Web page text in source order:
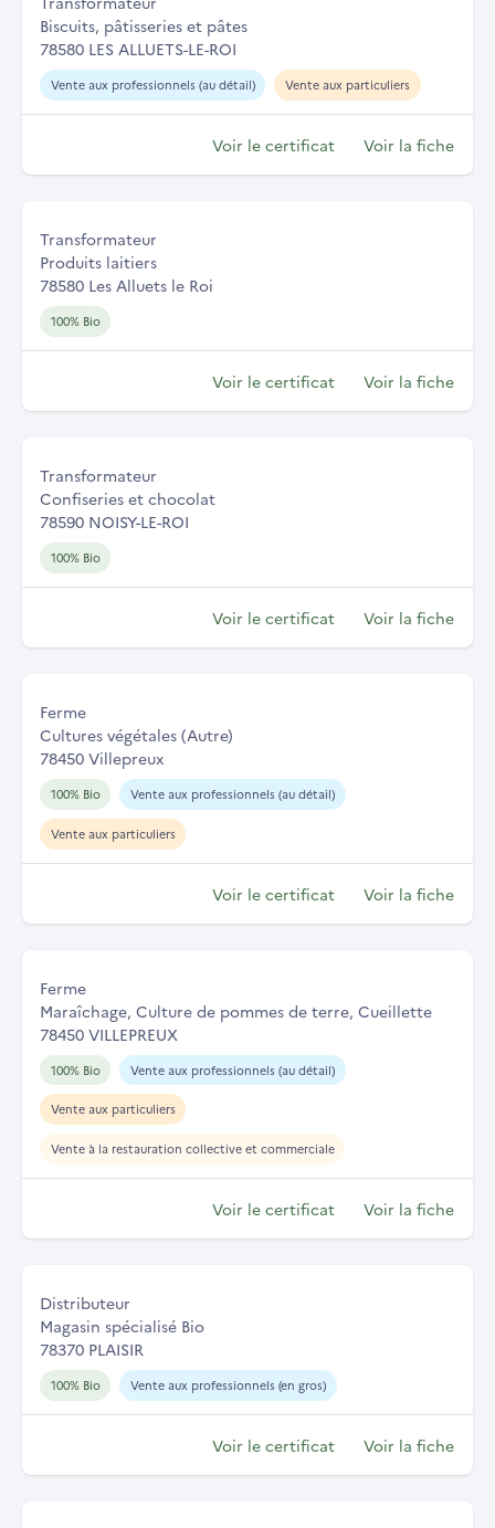
Biscuits, pâtisseries et pâtes
78580 LES ALLUETS-LE-ROI
Vente aux professionnels (au détail) Vente aux particuliers
Voir le certificat Voir la fiche
Transformateur
Produits laitiers
78580 Les Alluets le Roi
100% Bio
Voir le certificat Voir la fiche
Transformateur
Confiseries et chocolat
78590 NOISY-LE-ROI
100% Bio
Voir le certificat Voir la fiche
Ferme
Cultures végétales (Autre)
78450 Villepreux
100% Bio Vente aux professionnels (au détail)
Vente aux particuliers
Voir le certificat Voir la fiche
Ferme
Maraîchage, Culture de pommes de terre, Cueillette
78450 VILLEPREUX
100% Bio Vente aux professionnels (au détail)
Vente aux particuliers
Vente à la restauration collective et commerciale
Voir le certificat Voir la fiche
Distributeur
Magasin spécialisé Bio
78370 PLAISIR
100% Bio Vente aux professionnels (en gros)
Voir le certificat Voir la fiche